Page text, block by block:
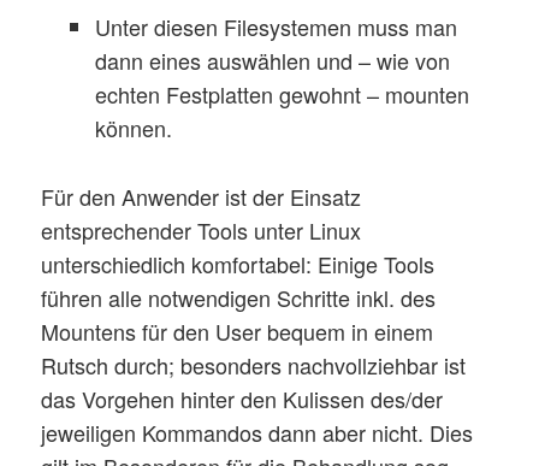
Unter diesen Filesystemen muss man
dann eines auswählen und – wie von
echten Festplatten gewohnt – mounten
können.
Für den Anwender ist der Einsatz
entsprechender Tools unter Linux
unterschiedlich komfortabel: Einige Tools
führen alle notwendigen Schritte inkl. des
Mountens für den User bequem in einem
Rutsch durch; besonders nachvollziehbar ist
das Vorgehen hinter den Kulissen des/der
jeweiligen Kommandos dann aber nicht. Dies